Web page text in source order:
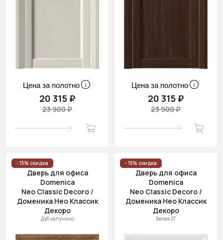
Цена за полотно
20 315 ₽
23 900 ₽
Цена за полотно
20 315 ₽
23 900 ₽
- 15% скидка
Дверь для офиса
Domenica
Neo Classic Decoro /
Доменика Нео Классик
Декоро
Дуб капучино
- 15% скидка
Дверь для офиса
Domenica
Neo Classic Decoro /
Доменика Нео Классик
Декоро
Белая ST